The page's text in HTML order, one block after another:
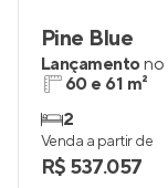
Pine Blue
Lançamentono
60 e 61 m²
2
Venda a partir de
R$ 537.057